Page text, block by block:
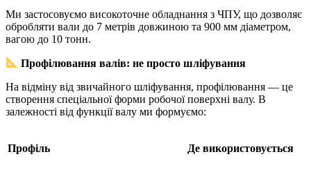
Ми застосовуємо високоточне обладнання з ЧПУ, що дозволяє
обробляти вали до 7 метрів довжиною та 900 мм діаметром,
вагою до 10 тонн.
Профілювання валів: не просто шліфування
На відміну від звичайного шліфування, профілювання — це
створення спеціальної форми робочої поверхні валу. В
залежності від функції валу ми формуємо:
Профіль Де використовується